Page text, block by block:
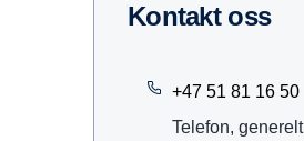
Kontakt oss
+47 51 81 16 50
Telefon, generelt